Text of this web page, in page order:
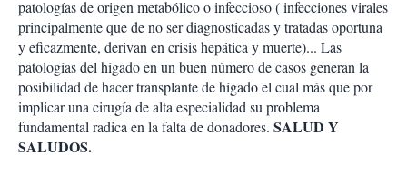
patologías de origen metabólico o infeccioso ( infecciones virales
principalmente que de no ser diagnosticadas y tratadas oportuna
y eficazmente, derivan en crisis hepática y muerte)... Las
patologías del hígado en un buen número de casos generan la
posibilidad de hacer transplante de hígado el cual más que por
implicar una cirugía de alta especialidad su problema
fundamental radica en la falta de donadores. SALUD Y
SALUDOS.